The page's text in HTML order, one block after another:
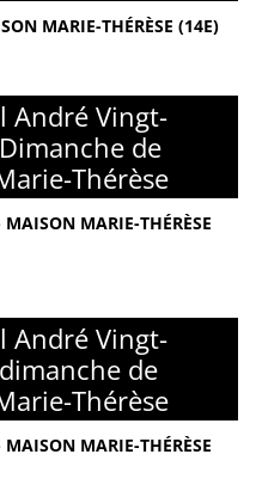
MARIE-THÉRÈSE (14E)
André Vingt-
de
Thérèse
MARIE-THÉRÈSE
André Vingt-
de
Thérèse
MARIE-THÉRÈSE